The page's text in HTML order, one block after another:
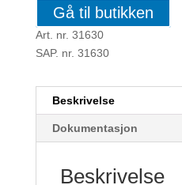
Gå til butikken
Art. nr. 31630
SAP. nr. 31630
Beskrivelse
Dokumentasjon
Beskrivelse